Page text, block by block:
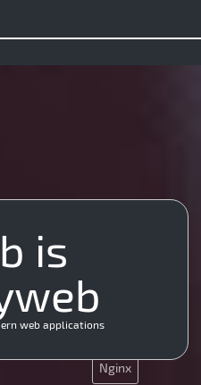
SEO
Nginx
Java
CSS
is
web applications